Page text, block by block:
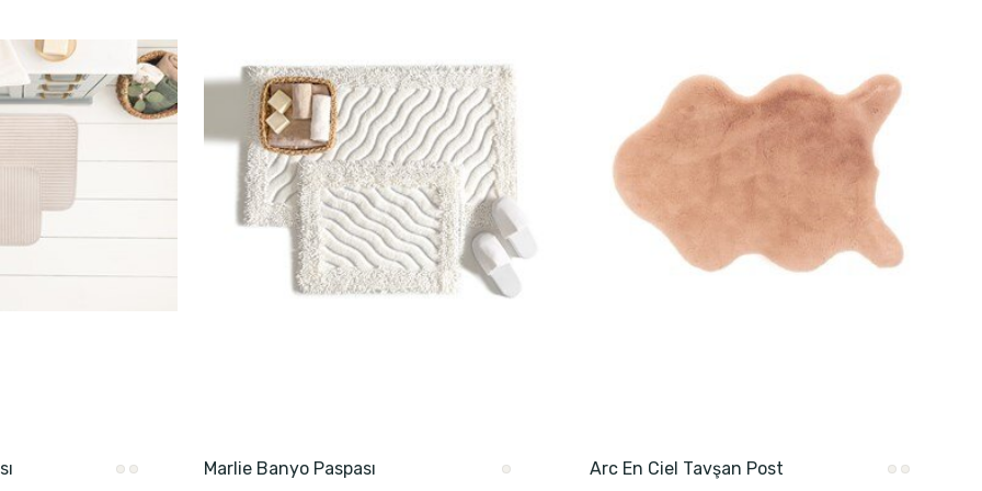
Marlie Banyo Paspası Arc En Ciel Tavşan Post